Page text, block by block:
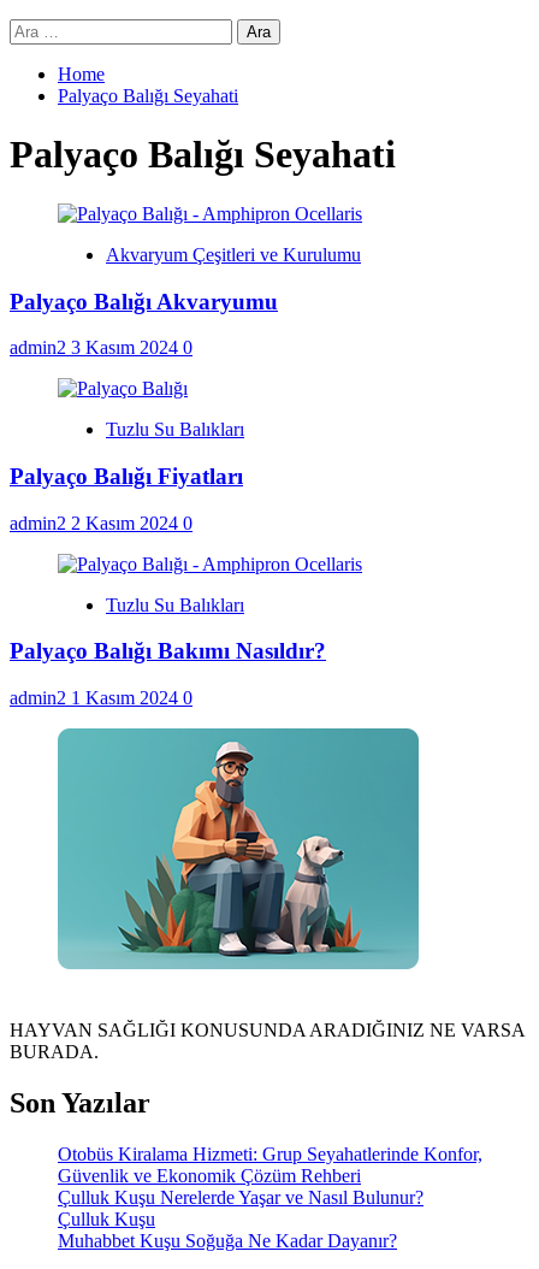
Arama:
Home
Palyaço Balığı Seyahati
Palyaço Balığı Seyahati
Akvaryum Çeşitleri ve Kurulumu
Palyaço Balığı Akvaryumu
admin2 3 Kasım 2024 0
Tuzlu Su Balıkları
Palyaço Balığı Fiyatları
admin2 2 Kasım 2024 0
Tuzlu Su Balıkları
Palyaço Balığı Bakımı Nasıldır?
admin2 1 Kasım 2024 0
HAYVAN SAĞLIĞI KONUSUNDA ARADIĞINIZ NE VARSA
BURADA.
Son Yazılar
Otobüs Kiralama Hizmeti: Grup Seyahatlerinde Konfor,
Güvenlik ve Ekonomik Çözüm Rehberi
Çulluk Kuşu Nerelerde Yaşar ve Nasıl Bulunur?
Çulluk Kuşu
Muhabbet Kuşu Soğuğa Ne Kadar Dayanır?